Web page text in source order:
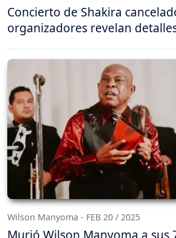
Concierto de Shakira
organizadores revelan
Wilson Manyoma - FEB 20 / 2025
Murió Wilson Manyoma a sus